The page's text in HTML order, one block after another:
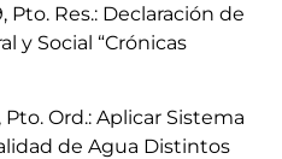
Pto. Res.: Declaración de
y Social “Crónicas
Pto. Ord.: Aplicar Sistema
de Agua Distintos